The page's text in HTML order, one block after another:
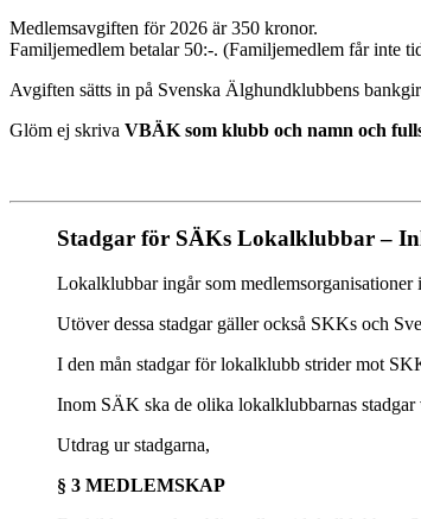
Medlemsavgiften för 2026 är 350 kronor.
Familjemedlem betalar 50:-. (Familjemedlem får inte
Avgiften sätts in på Svenska Älghundklubbens
Glöm ej skriva VBÄK som klubb och namn och
Stadgar för SÄKs Lokalklubbar –
Lokalklubbar ingår som
Utöver dessa stadgar gäller också SKKs och
I den mån stadgar för lokalklubb strider mot
Inom SÄK ska de olika lokalklubbarnas
Utdrag ur stadgarna,
§ 3 MEDLEMSKAP